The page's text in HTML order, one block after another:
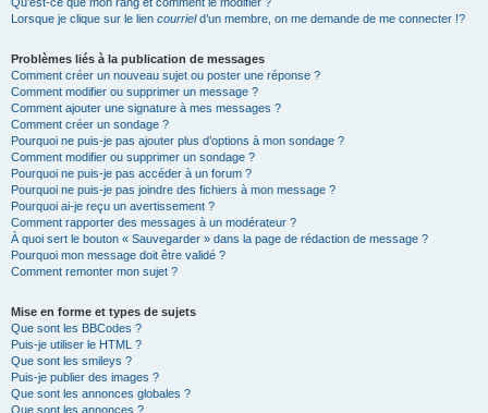
Lorsque je clique sur le lien courrield’un membre, on me demande de me connecter !?
Problèmes liés à la publication de messages
Comment créer un nouveau sujet ou poster une réponse ?
Comment modifier ou supprimer un message ?
Comment ajouter une signature à mes messages ?
Comment créer un sondage ?
Pourquoi ne puis-je pas ajouter plus d’options à mon sondage ?
Comment modifier ou supprimer un sondage ?
Pourquoi ne puis-je pas accéder à un forum ?
Pourquoi ne puis-je pas joindre des fichiers à mon message ?
Pourquoi ai-je reçu un avertissement ?
Comment rapporter des messages à un modérateur ?
À quoi sert le bouton « Sauvegarder » dans la page de rédaction de message ?
Pourquoi mon message doit être validé ?
Comment remonter mon sujet ?
Mise en forme et types de sujets
Que sont les BBCodes ?
Puis-je utiliser le HTML ?
Que sont les smileys ?
Puis-je publier des images ?
Que sont les annonces globales ?
Que sont les annonces ?